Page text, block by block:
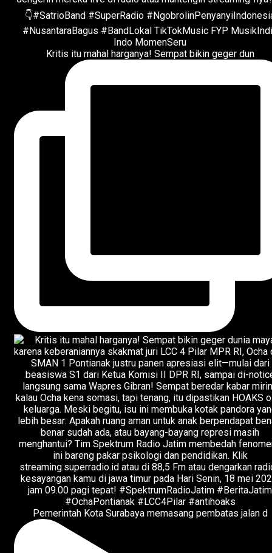
Kritis itu mahal harganya! Sempat bikin geger dun
Pemerintah Kota Surabaya memasang pembatas jalan d